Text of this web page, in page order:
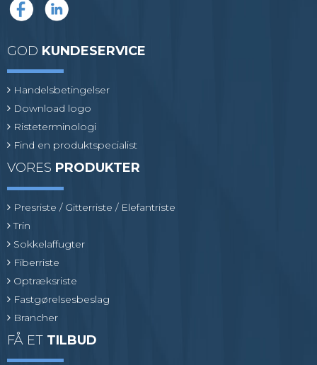
GOD KUNDESERVICE
Handelsbetingelser
Download logo
Risteterminologi
Find en produktspecialist
VORES PRODUKTER
Presriste / Gitterriste / Elefantriste
Trin
Sokkelaffugter
Fiberriste
Optræksriste
Fastgørelsesbeslag
Brancher
FÅ ET TILBUD